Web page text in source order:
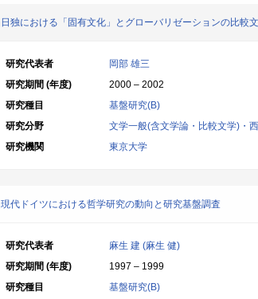
日独における「固有文化」とグローバリゼーションの比較
研究代表者
岡部 雄三
研究期間 (年度)
2000 – 2002
研究種目
基盤研究(B)
研究分野
文学一般(含文学論・比較文学)・
研究機関
東京大学
現代ドイツにおける哲学研究の動向と研究基盤調査
研究代表者
麻生 建 (麻生 健)
研究期間 (年度)
1997 – 1999
研究種目
基盤研究(B)